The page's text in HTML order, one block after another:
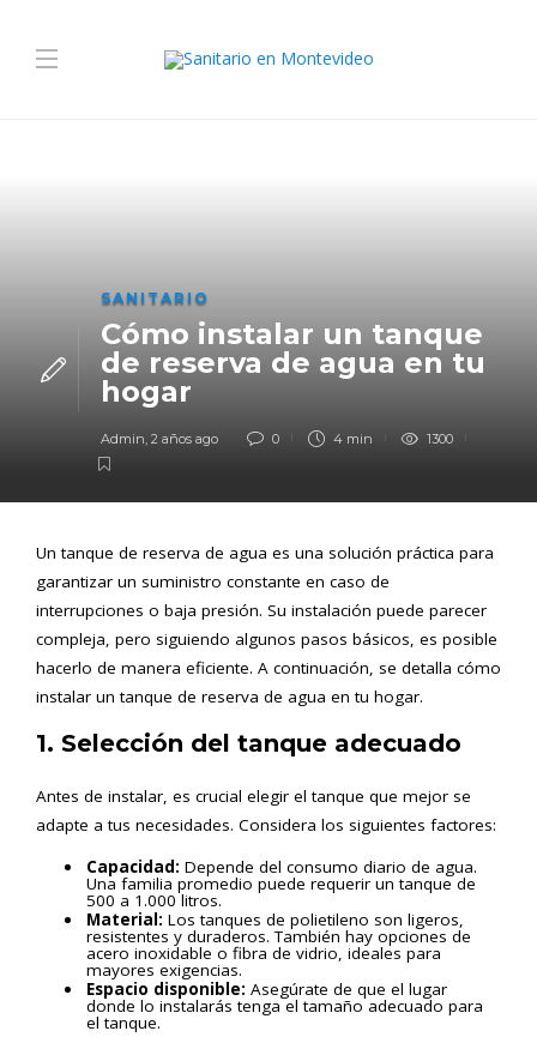
SANITARIO
Cómo instalar un tanque
de reserva de agua en tu
hogar
Admin, 2 años ago 0 4 min 1300
Un tanque de reserva de agua es una solución práctica para
garantizar un suministro constante en caso de
interrupciones o baja presión. Su instalación puede parecer
compleja, pero siguiendo algunos pasos básicos, es posible
hacerlo de manera eficiente. A continuación, se detalla cómo
instalar un tanque de reserva de agua en tu hogar.
1. Selección del tanque adecuado
Antes de instalar, es crucial elegir el tanque que mejor se
adapte a tus necesidades. Considera los siguientes factores:
Capacidad: Depende del consumo diario de agua.
Una familia promedio puede requerir un tanque de
500 a 1.000 litros.
Material: Los tanques de polietileno son ligeros,
resistentes y duraderos. También hay opciones de
acero inoxidable o fibra de vidrio, ideales para
mayores exigencias.
Espacio disponible: Asegúrate de que el lugar
donde lo instalarás tenga el tamaño adecuado para
el tanque.